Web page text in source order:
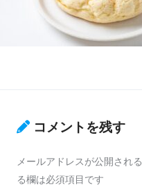
コメントを残す
メールアドレスが公開され
る欄は必須項目です